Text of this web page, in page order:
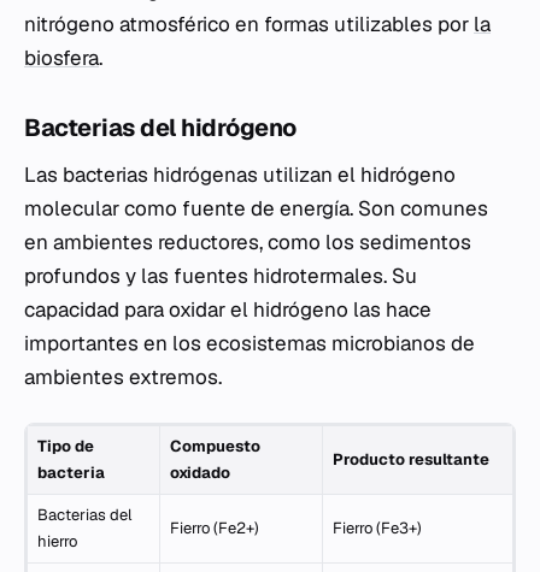
nitrógeno atmosférico en formas utilizables por la
biosfera.
Bacterias del hidrógeno
Las bacterias hidrógenas utilizan el hidrógeno
molecular como fuente de energía. Son comunes
en ambientes reductores, como los sedimentos
profundos y las fuentes hidrotermales. Su
capacidad para oxidar el hidrógeno las hace
importantes en los ecosistemas microbianos de
ambientes extremos.
Tipo de
bacteria
Compuesto
oxidado
Producto resultante
Bacterias del
hierro
Fierro (Fe2+) Fierro (Fe3+)